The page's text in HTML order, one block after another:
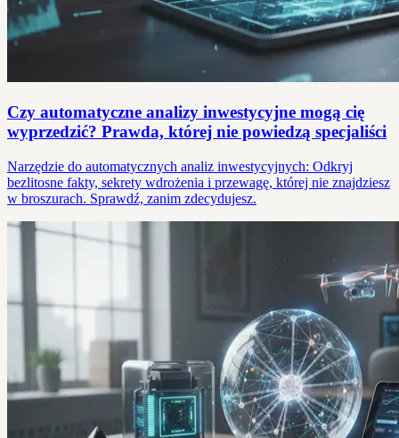
Czy automatyczne analizy inwestycyjne mogą cię
wyprzedzić? Prawda, której nie powiedzą specjaliści
Narzędzie do automatycznych analiz inwestycyjnych: Odkryj
bezlitosne fakty, sekrety wdrożenia i przewagę, której nie znajdziesz
w broszurach. Sprawdź, zanim zdecydujesz.